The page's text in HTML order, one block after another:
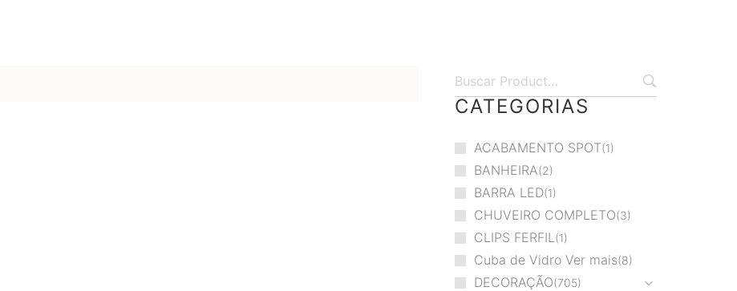
CATEGORIAS
ACABAMENTO SPOT 1
BANHEIRA 2
BARRA LED 1
CHUVEIRO COMPLETO 3
CLIPS FERFIL 1
Cuba de Vidro Ver mais 8
DECORAÇÃO 705